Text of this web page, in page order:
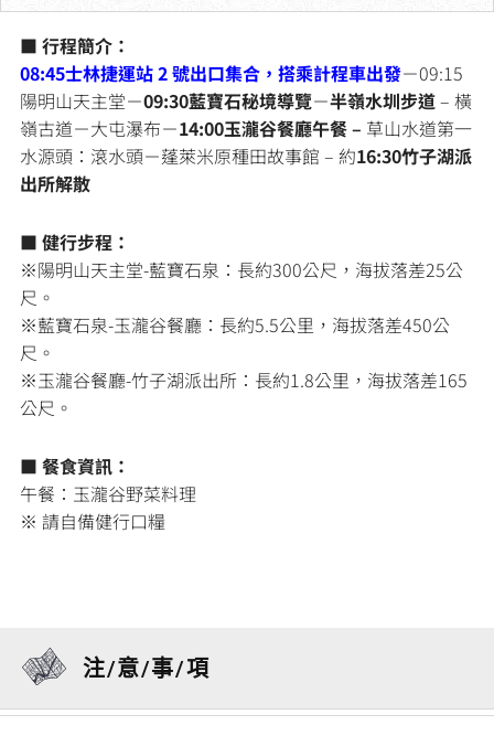
■ 行程簡介：
08:45士林捷運站 2 號出口集合，搭乘計程車出發－09:15
陽明山天主堂－09:30藍寶石秘境導覽－半嶺水圳步道– 橫
嶺古道－大屯瀑布－14:00玉瀧谷餐廳午餐 – 草山水道第一
水源頭：滾水頭－蓬萊米原種田故事館 – 約16:30竹子湖派
出所解散
■ 健行步程：
※陽明山天主堂-藍寶石泉：長約300公尺，海拔落差25公
尺。
※藍寶石泉-玉瀧谷餐廳：長約5.5公里，海拔落差450公
尺。
※玉瀧谷餐廳-竹子湖派出所：長約1.8公里，海拔落差165
公尺。
■ 餐食資訊：
午餐：玉瀧谷野菜料理
※ 請自備健行口糧
注/意/事/項